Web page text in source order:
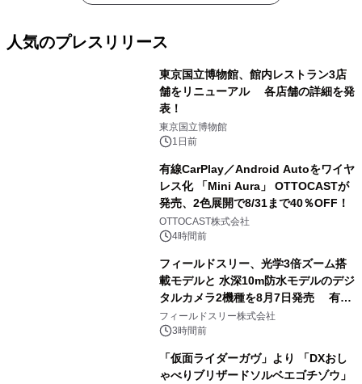
人気のプレスリリース
東京国立博物館、館内レストラン3店
舗をリニューアル 各店舗の詳細を発
表！
東京国立博物館
1日前
有線CarPlay／Android Autoをワイヤ
レス化 「Mini Aura」 OTTOCASTが
発売、2色展開で8/31まで40％OFF！
OTTOCAST株式会社
4時間前
フィールドスリー、光学3倍ズーム搭
載モデルと 水深10m防水モデルのデジ
タルカメラ2機種を8月7日発売 有効
約1300万画素、用途別に選べるコンデ
ジ新登場
フィールドスリー株式会社
3時間前
「仮面ライダーガヴ」より 「DXおし
ゃべりブリザードソルベエゴチゾウ」